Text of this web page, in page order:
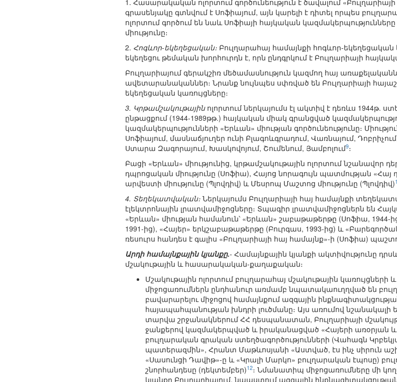
1. Հասարակական ոլորտում գործունեություն է ծավալում
գրասենյակը գտնվում է Սոֆիայում, այն կարելի է դիտել որպես
ոլորտում գործում են նաև Սոֆիայի հայկական
միությունը։
2. Հոգևոր-եկեղեցական։ Բուլղարահայ համայնքի հոգևոր-
եկեղեցու թեմական խորհուրդն է, որն ընդգրկում է Բուլղարիայի
Բուլղարիայում գերակշիռ մեծամասնություն կազմող հայ
ավետարանականներ։ Նրանք նույնպես սփռված են Բուլղարիայի
եկեղեցական կառույցները։
3. Կրթամշակութայինոլորտում ներկայումս էլ ակտիվ է դեռևս 1944թ.
ընթացքում (1944-1989թթ.) հայկական միակ գրանցված
կազմակերպությունների «Երևան» միության գործունեությունը։
Սոֆիայում, մասնաճյուղեր ունի Բլագոևգրադում, Վառնայում,
Ստարա Զագորայում, Խասկովոյում, Շումենում, Յամբոլում9։
Բացի «Երևան» միությունից, կրթամշակութային ոլորտում նշանավոր
դպրոցական միությունը (Սոֆիա), Հայոց նորագույն պատմության
արվեստի միությունը (Պլովդիվ) և Մեսրոպ Մաշտոց միությունը (Պլովդիվ)
4. Տեղեկատվական։ Ներկայումս Բուլղարիայի հայ համայնքի
էլեկտրոնային լրատվամիջոցները։ Տպագիր լրատվամիջոցներն են
«Երևան» միության համանուն՝ «Երևան» շաբաթաթերթը (Սոֆիա,
1991-ից), «Հայեր» երկշաբաթաթերթը (Բուրգաս, 1993-ից) և
ռեսուրս հանդես է գալիս «Բուլղարիայի հայ համայնք»-ի (Սոֆիա)
Արդի համայնքային կյանքը.- Համայնքային կյանքի ակտիվությունը
մշակութային և հասարակական-քաղաքական։
Մշակութային ոլորտում բուլղարահայ մշակութային
միջոցառումներն ընդհանուր առմամբ նպատակաուղղված են
բավարարելու միջոցով համայնքում ազգային
հայապահպանության խնդրի լուծմանը։ Այս առումով նշանակալի
տարվա շրջանակներում ՀՀ դեսպանատան, Բուլղարիայի
ջանքերով կազմակերպված և իրականացված «Հայերի առօրյան և
բուլղարական գրական ստեղծագործությունների (Վահագն
պատերազմին», Հրանտ Մաթևոսյանի «Աստված, էս ինչ սիրուն
«Սասունցի Դավիթ»-ը և «Կրալի Մարկո» բուլղարական էպոսը)
շնորհանդեսը (դեկտեմբեր)12։ Նմանատիպ միջոցառումները մի
կյանքը Բուլղարիայում, նպաստում ազգային